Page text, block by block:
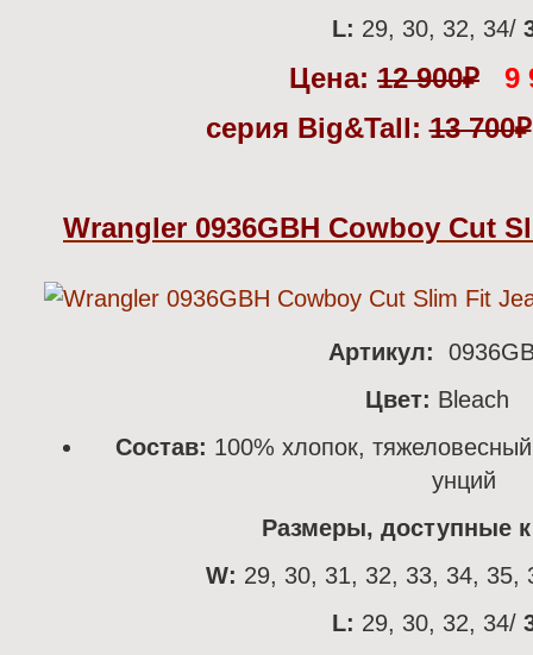
L: 29, 30, 32, 34/
Цена: 12 900₽
9
серия Big&Tall:13 700₽
Wrangler 0936GBH Cowboy Cut
Артикул:
Цвет: Bleach
Состав: 100% хлопок,
унций
Размеры, доступные к
W: 29, 30, 31, 32, 33, 34, 35,
L: 29, 30, 32, 34/